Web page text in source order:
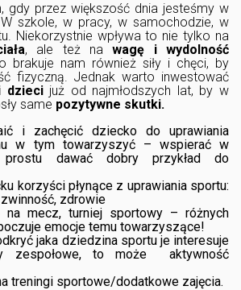
gdy przez większość dnia jesteśmy w
szkole, w pracy, w samochodzie, w
Niekorzystnie wpływa to nie tylko na
, ale też nawagę i wydolność
brakuje nam również siły i chęci, by
fizyczną. Jednak warto inwestować
dziecijuż od najmłodszych lat, by w
same pozytywne skutki.
i zachęcić dziecko do uprawiania
w tym towarzyszyć – wspierać w
dawać dobry przykład do
korzyści płynące z uprawiania sportu:
zdrowie
na mecz, turniej sportowy – różnych
emocje temu towarzyszące!
jaka dziedzina sportu je interesuje
to może aktywność
treningi sportowe/dodatkowe zajęcia.